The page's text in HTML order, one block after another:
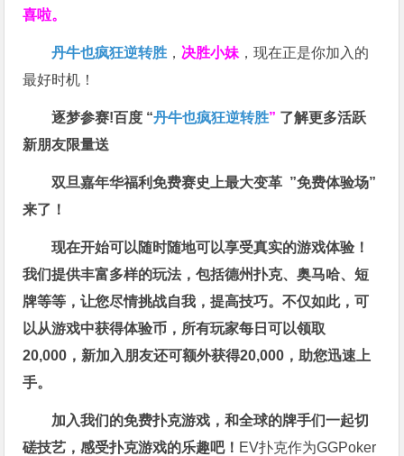
喜啦。
丹牛也疯狂逆转胜 ， 决胜小妹 ，现在正是你加入的
最好时机！
逐梦参赛!百度 “丹牛也疯狂逆转胜” 了解更多活跃
新朋友限量送
双旦嘉年华福利免费赛史上最大变革 ”免费体验场”
来了！
现在开始可以随时随地可以享受真实的游戏体验！
我们提供丰富多样的玩法，包括德州扑克、奥马哈、短
牌等等，让您尽情挑战自我，提高技巧。不仅如此，可
以从游戏中获得体验币，所有玩家每日可以领取
20,000，新加入朋友还可额外获得20,000，助您迅速上
手。
加入我们的免费扑克游戏，和全球的牌手们一起切
磋技艺，感受扑克游戏的乐趣吧！ EV扑克作为GGPoker